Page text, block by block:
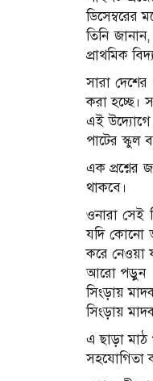
ডিসেম্বরের
তিনি
প্রাথমিক
সারা
করা হচ্ছে।
এই উদ্যোগে
পাটের স্কুল
এক প্রশ্নের
থাকবে।
ওনারা সেই
যদি কোনো
করে নেওয়া
আরো পড়ুন
সিংড়ায়
সিংড়ায়
এ ছাড়া মাঠ
সহযোগিতা